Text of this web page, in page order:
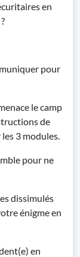
en
pour
le camp
de
3 modules.
pour ne
dissimulés
énigme en
en